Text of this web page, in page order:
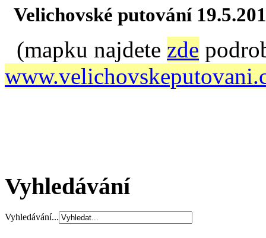
Velichovské putování
(mapku najdete zde
Vyhledávání
Vyhledávání...